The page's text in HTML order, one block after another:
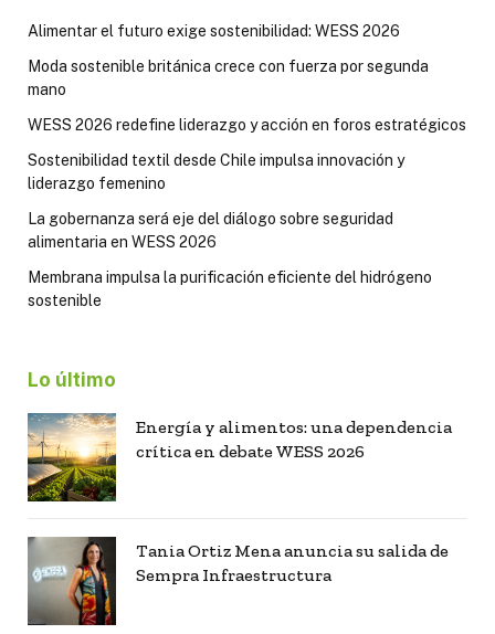
Alimentar el futuro exige sostenibilidad: WESS 2026
Moda sostenible británica crece con fuerza por segunda
mano
WESS 2026 redefine liderazgo y acción en foros estratégicos
Sostenibilidad textil desde Chile impulsa innovación y
liderazgo femenino
La gobernanza será eje del diálogo sobre seguridad
alimentaria en WESS 2026
Membrana impulsa la purificación eficiente del hidrógeno
sostenible
Lo último
Energía y alimentos: una dependencia
crítica en debate WESS 2026
Tania Ortiz Mena anuncia su salida de
Sempra Infraestructura